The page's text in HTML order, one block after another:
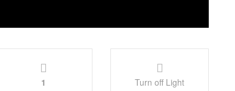
1 Turn off Light